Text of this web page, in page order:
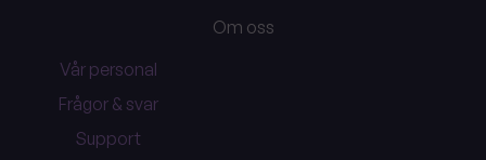
Om oss
Vår personal
Frågor & svar
Support